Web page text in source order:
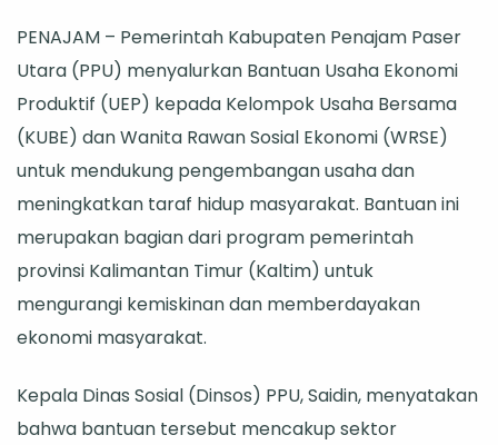
PPU
Salurkan
Bantuan
Ekonomi
Produktif
untuk
KUBE
Wanita
PENAJAM – Pemerintah Kabupaten Penajam Paser
Utara (PPU) menyalurkan Bantuan Usaha Ekonomi
Produktif (UEP) kepada Kelompok Usaha Bersama
(KUBE) dan Wanita Rawan Sosial Ekonomi (WRSE)
untuk mendukung pengembangan usaha dan
meningkatkan taraf hidup masyarakat. Bantuan ini
merupakan bagian dari program pemerintah
provinsi Kalimantan Timur (Kaltim) untuk
mengurangi kemiskinan dan memberdayakan
ekonomi masyarakat.
Kepala Dinas Sosial (Dinsos) PPU, Saidin, menyatakan
bahwa bantuan tersebut mencakup sektor